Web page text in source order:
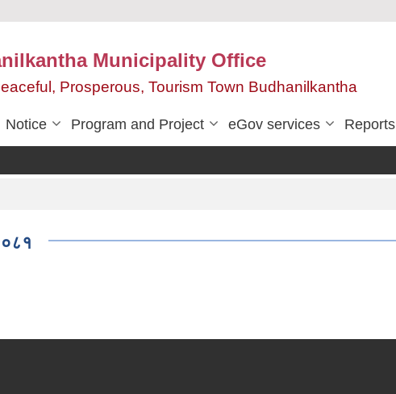
Municipality Office
Prosperous, Tourism Town Budhanilkantha
Notice Program and Project eGov services Reports